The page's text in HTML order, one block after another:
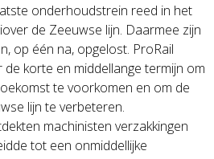
onderhoudstrein reed in het
de Zeeuwse lijn. Daarmee zijn
op één na, opgelost. ProRail
korte en middellange termijn om
te voorkomen en om de
lijn te verbeteren.
machinisten verzakkingen
tot een onmiddellijke